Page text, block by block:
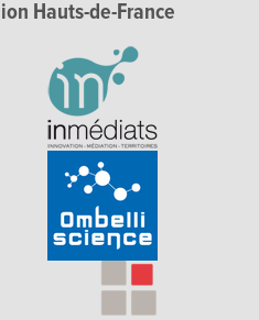
Hauts-de-France